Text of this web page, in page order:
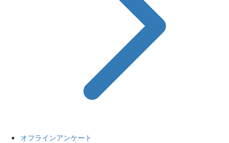
オフラインアンケート